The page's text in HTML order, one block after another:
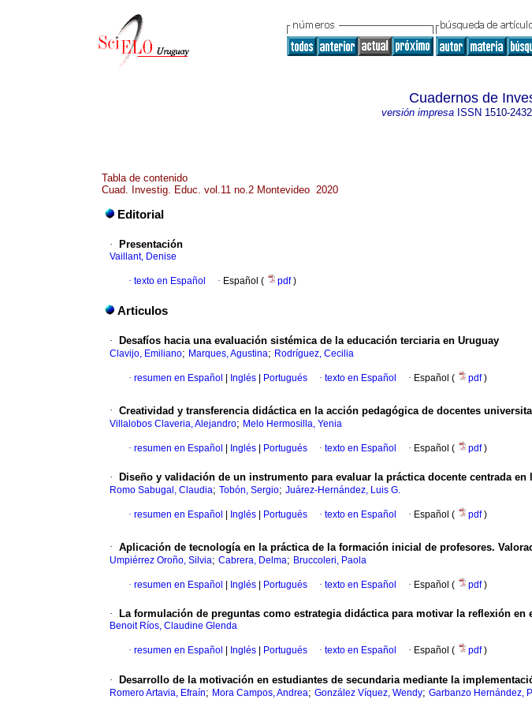
Cuadernos de
versión impresaISSN 1510-2432
Tabla de contenido
Cuad. Investig. Educ. vol.11 no.2 Montevideo 2020
Editorial
· Presentación
Vaillant, Denise
· texto en Español · Español ( pdf)
Articulos
· Desafíos hacia una evaluación sistémica de la educación terciaria en Uruguay
Clavijo, Emiliano; Marques, Agustina; Rodríguez, Cecilia
· resumen en Español Inglés Portugués · texto en Español · Español ( pdf)
· Creatividad y transferencia didáctica en la acción pedagógica de docentes
Villalobos Claveria, Alejandro; Melo Hermosilla, Yenia
· resumen en Español | Inglés | Portugués · texto en Español · Español ( pdf)
· Diseño y validación de un instrumento para evaluar la práctica docente centrada
Romo Sabugal, Claudia; Tobón, Sergio; Juárez-Hernández, Luis G.
· resumen en Español Inglés Portugués · texto en Español · Español ( pdf)
· Aplicación de tecnología en la práctica de la formación inicial de profesores.
Umpiérrez Oroño, Silvia; Cabrera, Delma; Bruccoleri, Paola
· resumen en Español | Inglés | Portugués · texto en Español · Español ( pdf)
· La formulación de preguntas como estrategia didáctica para motivar la reflexión en
Benoit Ríos, Claudine Glenda
· resumen en Español Inglés Portugués · texto en Español · Español ( pdf)
· Desarrollo de la motivación en estudiantes de secundaria mediante la
Romero Artavia, Efraín; Mora Campos, Andrea; González Víquez, Wendy; Garbanzo Hernández,